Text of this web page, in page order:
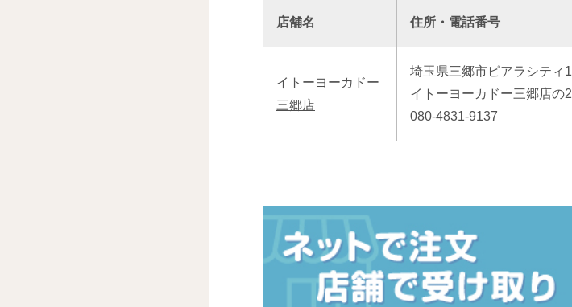
店舗名 住所・電話番号
イトーヨーカドー
三郷店
埼玉県三郷市ピアラシティ
イトーヨーカドー三郷店の
080-4831-9137